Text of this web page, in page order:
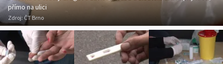
přímo na ulici
Zdroj:ČT Brno